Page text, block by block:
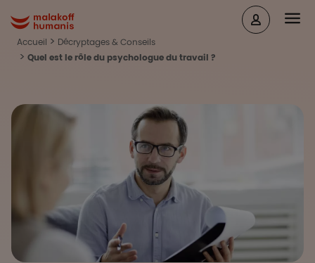
Malakoff Humanis Accueil
Accueil
Décryptages & Conseils
Quel est le rôle du psychologue du travail ?